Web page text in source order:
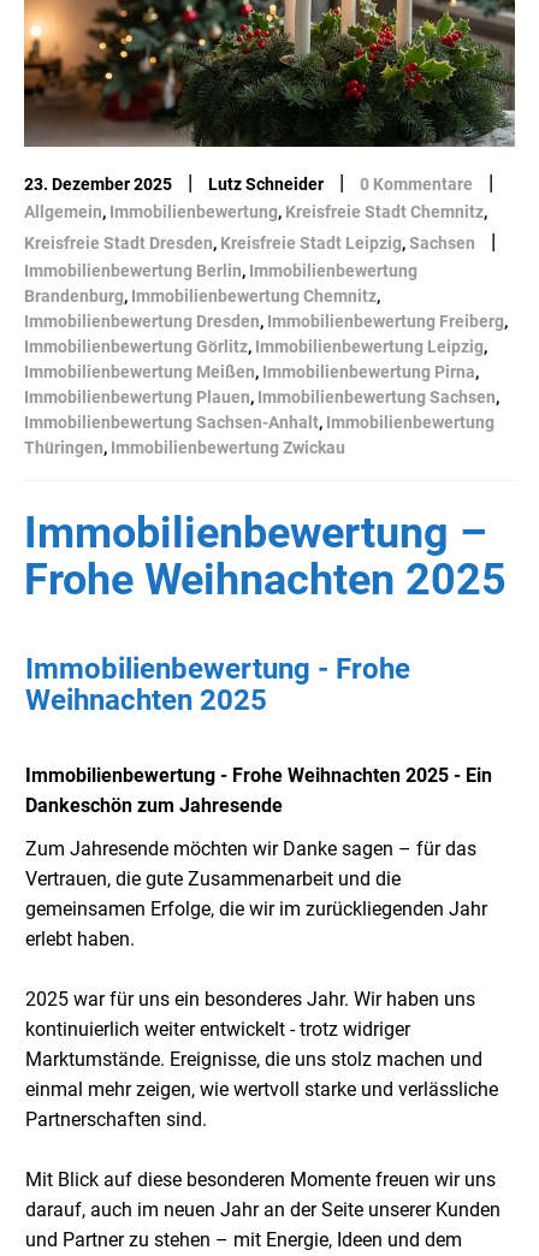
23. Dezember 2025 | Lutz Schneider | 0 Kommentare |
Allgemein, Immobilienbewertung, Kreisfreie Stadt Chemnitz,
Kreisfreie Stadt Dresden, Kreisfreie Stadt Leipzig,Sachsen |
Immobilienbewertung Berlin, Immobilienbewertung
Brandenburg, Immobilienbewertung Chemnitz,
Immobilienbewertung Dresden, Immobilienbewertung Freiberg,
Immobilienbewertung Görlitz, Immobilienbewertung Leipzig,
Immobilienbewertung Meißen, Immobilienbewertung Pirna,
Immobilienbewertung Plauen, Immobilienbewertung Sachsen,
Immobilienbewertung Sachsen-Anhalt, Immobilienbewertung
Thüringen, Immobilienbewertung Zwickau
Immobilienbewertung –
Frohe Weihnachten 2025
Immobilienbewertung - Frohe
Weihnachten 2025
Immobilienbewertung - Frohe Weihnachten 2025 - Ein
Dankeschön zum Jahresende
Zum Jahresende möchten wir Danke sagen – für das
Vertrauen, die gute Zusammenarbeit und die
gemeinsamen Erfolge, die wir im zurückliegenden Jahr
erlebt haben.
2025 war für uns ein besonderes Jahr. Wir haben uns
kontinuierlich weiter entwickelt - trotz widriger
Marktumstände. Ereignisse, die uns stolz machen und
einmal mehr zeigen, wie wertvoll starke und verlässliche
Partnerschaften sind.
Mit Blick auf diese besonderen Momente freuen wir uns
darauf, auch im neuen Jahr an der Seite unserer Kunden
und Partner zu stehen – mit Energie, Ideen und dem